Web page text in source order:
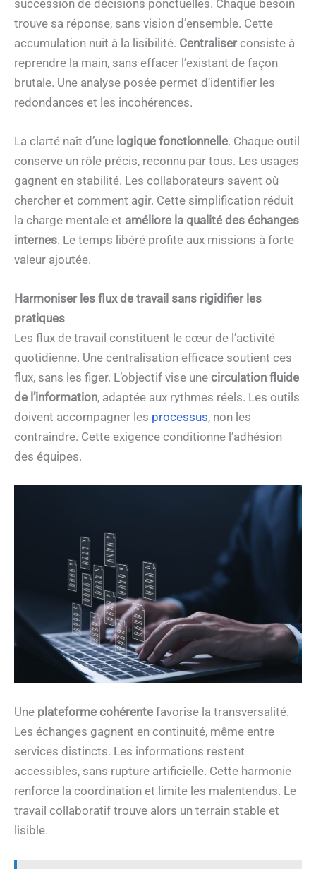
succession de décisions ponctuelles. Chaque besoin
trouve sa réponse, sans vision d’ensemble. Cette
accumulation nuit à la lisibilité. Centraliserconsiste à
reprendre la main, sans effacer l’existant de façon
brutale. Une analyse posée permet d’identifier les
redondances et les incohérences.
La clarté naît d’une logique fonctionnelle. Chaque outil
conserve un rôle précis, reconnu par tous. Les usages
gagnent en stabilité. Les collaborateurs savent où
chercher et comment agir. Cette simplification réduit
la charge mentale et améliore la qualité des échanges
internes. Le temps libéré profite aux missions à forte
valeur ajoutée.
Harmoniser les flux de travail sans rigidifier les
pratiques
Les flux de travail constituent le cœur de l’activité
quotidienne. Une centralisation efficace soutient ces
flux, sans les figer. L’objectif vise une circulation fluide
de l’information, adaptée aux rythmes réels. Les outils
doivent accompagner les processus, non les
contraindre. Cette exigence conditionne l’adhésion
des équipes.
Une plateforme cohérente favorise la transversalité.
Les échanges gagnent en continuité, même entre
services distincts. Les informations restent
accessibles, sans rupture artificielle. Cette harmonie
renforce la coordination et limite les malentendus. Le
travail collaboratif trouve alors un terrain stable et
lisible.